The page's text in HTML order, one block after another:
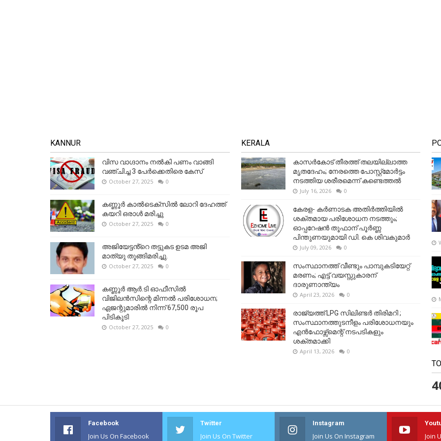
KANNUR
വിസ വാഗ്ദാനം നൽകി പണം വാങ്ങി
വഞ്ചിച്ച 3 പേർക്കെതിരെ കേസ്
October 27, 2025 0
കണ്ണൂര്‍ കാല്‍ടെക്‌സില്‍ ലോറി ദേഹത്ത്
കയറി ഒരാള്‍ മരിച്ചു
October 27, 2025 0
അജിയേട്ടൻ്റെ തട്ടുകട ഉടമ അജി
മാത്യു തൂങ്ങിമരിച്ചു.
October 27, 2025 0
കണ്ണൂര്‍ ആര്‍.ടി ഓഫീസില്‍
വിജിലൻസിന്റെ മിന്നല്‍ പരിശോധന;
ഏജന്റുമാരില്‍ നിന്ന് 67,500 രൂപ
പിടികൂടി
October 27, 2025 0
KERALA
കാസർകോട് തീരത്ത് തലയില്ലാത്ത
മൃതദേഹം; നേരത്തെ പോസ്റ്റ്‌മോർട്ടം
നടത്തിയ ശരീരമെന്ന് കണ്ടെത്തൽ
July 16, 2026 0
കേരള- കർണാടക അതിർത്തിയിൽ
ശക്തമായ പരിശോധന നടത്തും;
ഓപ്പറേഷൻ തൂഫാന് പൂർണ്ണ
പിന്തുണയുമായി ഡി. കെ ശിവകുമാർ
July 09, 2026 0
സംസ്ഥാനത്ത് വീണ്ടും പാമ്പുകടിയേറ്റ്
മരണം; എട്ട് വയസ്സുകാരന്
ദാരുണാന്ത്യം
April 23, 2026 0
രാജ്യത്ത് LPG സിലിണ്ടർ തിരിമറി ;
സംസ്ഥാനത്തുടനീളം പരിശോധനയും
എൻഫോഴ്സ്മെന്റ് നടപടികളും
ശക്തമാക്കി
April 13, 2026 0
Facebook
Join Us On Facebook
Twitter
Join Us On Twitter
Instagram
Join Us On Instagram Join